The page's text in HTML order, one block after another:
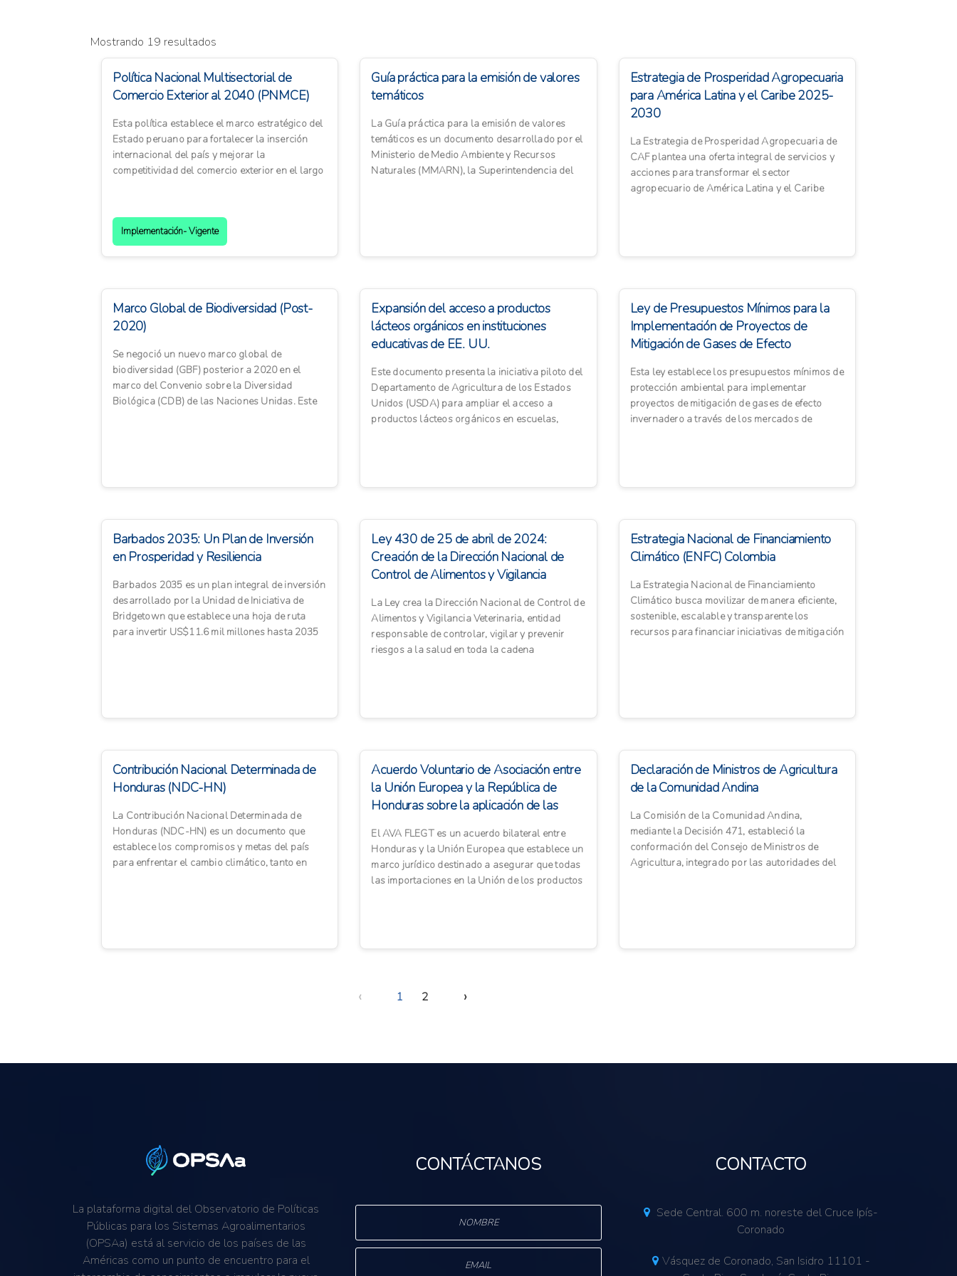
Mostrando 19 resultados
Política Nacional Multisectorial de
Comercio Exterior al 2040 (PNMCE)
Esta política establece el marco estratégico del
Estado peruano para fortalecer la inserción
internacional del país y mejorar la
competitividad del comercio exterior en el largo
Implementación- Vigente
Guía práctica para la emisión de valores
temáticos
La Guía práctica para la emisión de valores
temáticos es un documento desarrollado por el
Ministerio de Medio Ambiente y Recursos
Naturales (MMARN), la Superintendencia del
Estrategia de Prosperidad Agropecuaria
para América Latina y el Caribe 2025-
2030
La Estrategia de Prosperidad Agropecuaria de
CAF plantea una oferta integral de servicios y
acciones para transformar el sector
agropecuario de América Latina y el Caribe
Marco Global de Biodiversidad (Post-
2020)
Se negoció un nuevo marco global de
biodiversidad (GBF) posterior a 2020 en el
marco del Convenio sobre la Diversidad
Biológica (CDB) de las Naciones Unidas. Este
Expansión del acceso a productos
lácteos orgánicos en instituciones
educativas de EE. UU.
Este documento presenta la iniciativa piloto del
Departamento de Agricultura de los Estados
Unidos (USDA) para ampliar el acceso a
productos lácteos orgánicos en escuelas,
Ley de Presupuestos Mínimos para la
Implementación de Proyectos de
Mitigación de Gases de Efecto
Esta ley establece los presupuestos mínimos de
protección ambiental para implementar
proyectos de mitigación de gases de efecto
invernadero a través de los mercados de
Barbados 2035: Un Plan de Inversión
en Prosperidad y Resiliencia
Barbados 2035 es un plan integral de inversión
desarrollado por la Unidad de Iniciativa de
Bridgetown que establece una hoja de ruta
para invertir US$11.6 mil millones hasta 2035
Ley 430 de 25 de abril de 2024:
Creación de la Dirección Nacional de
Control de Alimentos y Vigilancia
La Ley crea la Dirección Nacional de Control de
Alimentos y Vigilancia Veterinaria, entidad
responsable de controlar, vigilar y prevenir
riesgos a la salud en toda la cadena
Estrategia Nacional de Financiamiento
Climático (ENFC) Colombia
La Estrategia Nacional de Financiamiento
Climático busca movilizar de manera eficiente,
sostenible, escalable y transparente los
recursos para financiar iniciativas de mitigación
Contribución Nacional Determinada de
Honduras (NDC-HN)
La Contribución Nacional Determinada de
Honduras (NDC-HN) es un documento que
establece los compromisos y metas del país
para enfrentar el cambio climático, tanto en
Acuerdo Voluntario de Asociación entre
la Unión Europea y la República de
Honduras sobre la aplicación de las
El AVA FLEGT es un acuerdo bilateral entre
Honduras y la Unión Europea que establece un
marco jurídico destinado a asegurar que todas
las importaciones en la Unión de los productos
Declaración de Ministros de Agricultura
de la Comunidad Andina
La Comisión de la Comunidad Andina,
mediante la Decisión 471, estableció la
conformación del Consejo de Ministros de
Agricultura, integrado por las autoridades del
‹ 1 2 ›
La plataforma digital del Observatorio de Políticas
Públicas para los Sistemas Agroalimentarios
(OPSAa) está al servicio de los países de las
Américas como un punto de encuentro para el
CONTÁCTANOS CONTACTO
Sede Central. 600 m. noreste del Cruce Ipís-
Coronado
Vásquez de Coronado, San Isidro 11101 -